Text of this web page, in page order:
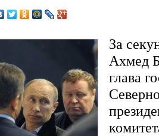
За
Ахмед
глава